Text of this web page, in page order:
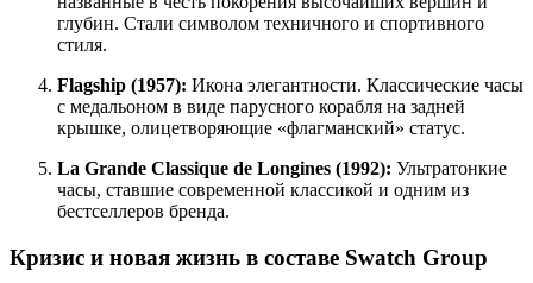
глубин. Стали символом техничного и спортивного
стиля.
Flagship (1957): Икона элегантности. Классические часы
с медальоном в виде парусного корабля на задней
крышке, олицетворяющие «флагманский» статус.
La Grande Classique de Longines (1992): Ультратонкие
часы, ставшие современной классикой и одним из
бестселлеров бренда.
Кризис и новая жизнь в составе Swatch Group